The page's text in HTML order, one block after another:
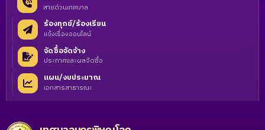
สายด่วนเทศบาล
ร้องทุกข์/ร้องเรียน
แจ้งเรื่องออนไลน์
จัดซื้อจัดจ้าง
ประกาศและผลจัดซื้อ
แผน/งบประมาณ
เอกสารสาธารณะ